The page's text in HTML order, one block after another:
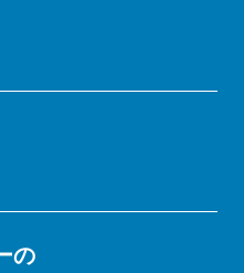
の